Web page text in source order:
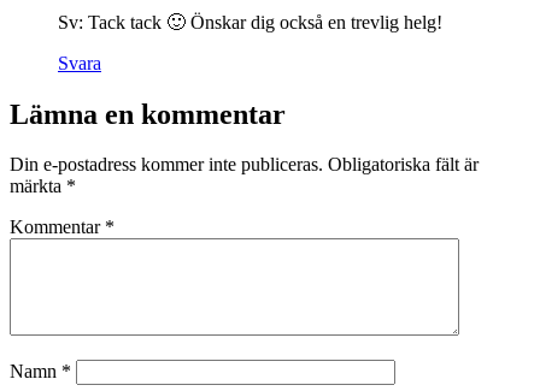
Sv: Tack tack 🙂 Önskar dig också en trevlig helg!
Svara
Lämna en kommentar
Din e-postadress kommer inte publiceras. Obligatoriska fält är
märkta *
Kommentar *
Namn *